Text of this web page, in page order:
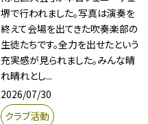
堺で行われました。写真は演奏を
終えて会場を出てきた吹奏楽部の
生徒たちです。全力を出せたという
充実感が見られました。みんな晴
れ晴れとし...
2026/07/30
クラブ活動